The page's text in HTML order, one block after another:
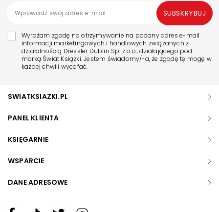
Wyrażam zgodę na otrzymywanie na podany adres e-mail
informacji marketingowych i handlowych związanych z
działalnością Dressler Dublin Sp. z o.o., działającego pod
marką Świat Książki. Jestem świadomy/-a, że zgodę tę mogę w
każdej chwili wycofać.
SUBSKRYBUJ
SWIATKSIAZKI.PL
PANEL KLIENTA
KSIĘGARNIE
WSPARCIE
DANE ADRESOWE